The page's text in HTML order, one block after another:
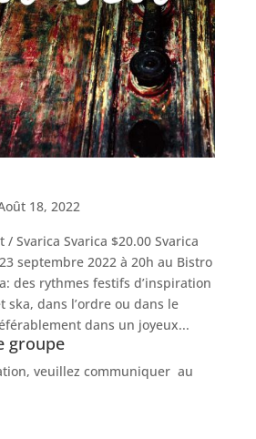
18, 2022
/ Svarica Svarica $20.00 Svarica
septembre 2022 à 20h au Bistro
des rythmes festifs d’inspiration
ska, dans l’ordre ou dans le
dans un joyeux...
groupe
veuillez communiquer au